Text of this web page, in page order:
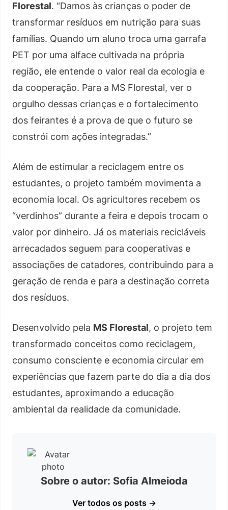
Florestal. “Damos às crianças o poder de
transformar resíduos em nutrição para suas
famílias. Quando um aluno troca uma garrafa
PET por uma alface cultivada na própria
região, ele entende o valor real da ecologia e
da cooperação. Para a MS Florestal, ver o
orgulho dessas crianças e o fortalecimento
dos feirantes é a prova de que o futuro se
constrói com ações integradas.”
Além de estimular a reciclagem entre os
estudantes, o projeto também movimenta a
economia local. Os agricultores recebem os
“verdinhos” durante a feira e depois trocam o
valor por dinheiro. Já os materiais recicláveis
arrecadados seguem para cooperativas e
associações de catadores, contribuindo para a
geração de renda e para a destinação correta
dos resíduos.
Desenvolvido pela MS Florestal, o projeto tem
transformado conceitos como reciclagem,
consumo consciente e economia circular em
experiências que fazem parte do dia a dia dos
estudantes, aproximando a educação
ambiental da realidade da comunidade.
Sobre o autor: Sofia Almeioda
Ver todos os posts →